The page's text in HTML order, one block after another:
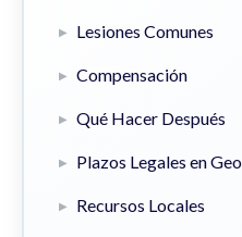
Lesiones Comunes
Compensación
Qué Hacer Después
Plazos Legales en
Recursos Locales